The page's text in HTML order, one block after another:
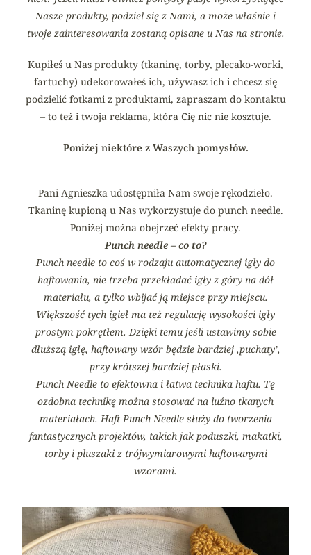
Nasze produkty, podziel się z Nami, a może właśnie i
twoje zainteresowania zostaną opisane u Nas na stronie.
Kupiłeś u Nas produkty (tkaninę, torby, plecako-worki,
fartuchy) udekorowałeś ich, używasz ich i chcesz się
podzielić fotkami z produktami, zapraszam do kontaktu
– to też i twoja reklama, która Cię nic nie kosztuje.
Poniżej niektóre z Waszych pomysłów.
Pani Agnieszka udostępniła Nam swoje rękodzieło.
Tkaninę kupioną u Nas wykorzystuje do punch needle.
Poniżej można obejrzeć efekty pracy.
Punch needle – co to?
Punch needle to coś w rodzaju automatycznej igły do
haftowania, nie trzeba przekładać igły z góry na dół
materiału, a tylko wbijać ją miejsce przy miejscu.
Większość tych igieł ma też regulację wysokości igły
prostym pokrętłem. Dzięki temu jeśli ustawimy sobie
dłuższą igłę, haftowany wzór będzie bardziej ‚puchaty’,
przy krótszej bardziej płaski.
Punch Needle to efektowna i łatwa technika haftu. Tę
ozdobna technikę można stosować na luźno tkanych
materiałach. Haft Punch Needle służy do tworzenia
fantastycznych projektów, takich jak poduszki, makatki,
torby i pluszaki z trójwymiarowymi haftowanymi
wzorami.